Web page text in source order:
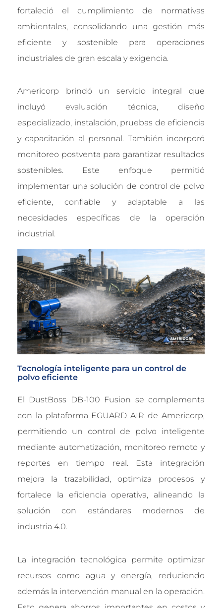
fortaleció el cumplimiento de normativas
ambientales, consolidando una gestión más
eficiente y sostenible para operaciones
industriales de gran escala y exigencia.
Americorp brindó un servicio integral que
incluyó evaluación técnica, diseño
especializado, instalación, pruebas de eficiencia
y capacitación al personal. También incorporó
monitoreo postventa para garantizar resultados
sostenibles. Este enfoque permitió
implementar una solución de control de polvo
eficiente, confiable y adaptable a las
necesidades específicas de la operación
industrial.
Tecnología inteligente para un control de
polvo eficiente
El DustBoss DB-100 Fusion se complementa
con la plataforma EGUARD AIR de Americorp,
permitiendo un control de polvo inteligente
mediante automatización, monitoreo remoto y
reportes en tiempo real. Esta integración
mejora la trazabilidad, optimiza procesos y
fortalece la eficiencia operativa, alineando la
solución con estándares modernos de
industria 4.0.
La integración tecnológica permite optimizar
recursos como agua y energía, reduciendo
además la intervención manual en la operación.